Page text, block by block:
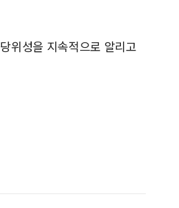
위성을 지속적으로 알리고